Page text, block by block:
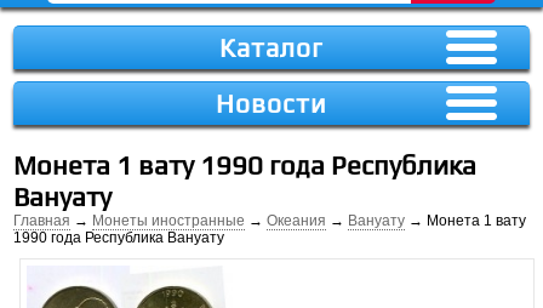
Каталог
Новости
Монета 1 вату 1990 года Республика
Вануату
Главная → Монеты иностранные →Океания → Вануату → Монета 1 вату
1990 года Республика Вануату